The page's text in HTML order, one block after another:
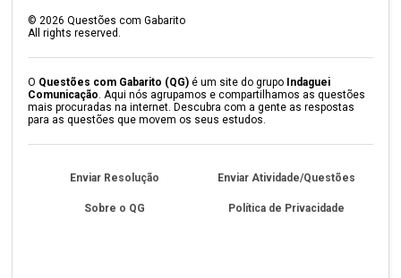
© 2026 Questões com Gabarito
All rights reserved.
O Questões com Gabarito (QG) é um site do grupo Indaguei
Comunicação . Aqui nós agrupamos e compartilhamos as questões
mais procuradas na internet. Descubra com a gente as respostas
para as questões que movem os seus estudos.
Enviar Resolução Enviar Atividade/Questões
Sobre o QG Política de Privacidade